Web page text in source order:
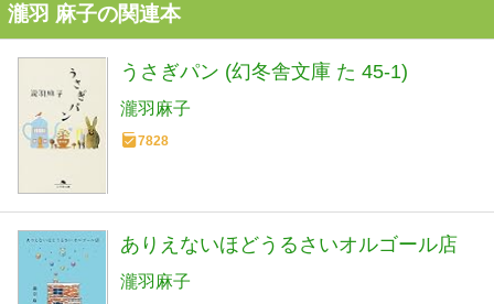
瀧羽 麻子の関連本
うさぎパン (幻冬舎文庫 た 45-1)
瀧羽麻子
7828
ありえないほどうるさいオルゴール店
瀧羽麻子